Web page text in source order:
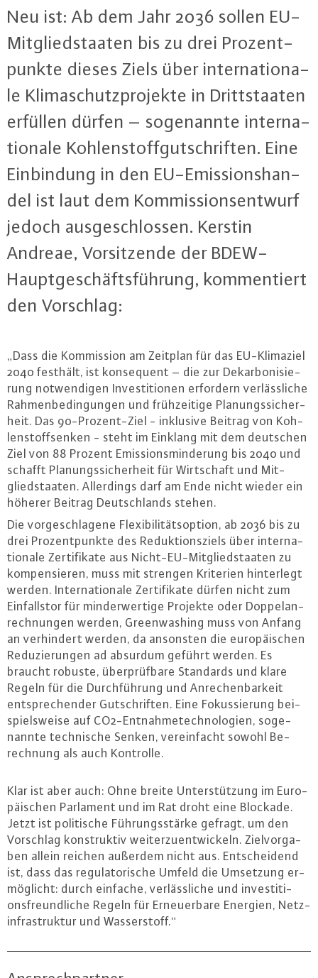
Neu ist: Ab dem Jahr 2036 sollen EU-
Mit­glied­staa­ten bis zu drei Pro­zent­
punk­te dieses Ziels über in­ter­na­tio­na­
le Kli­ma­schutz­pro­jek­te in Dritt­staa­ten
erfüllen dürfen – so­ge­nann­te in­ter­na­
tio­na­le Koh­len­stoff­gut­schrif­ten. Eine
Ein­bin­dung in den EU-Emis­si­ons­han­
del ist laut dem Kom­mis­si­ons­ent­wurf
jedoch aus­ge­schlos­sen. Kerstin
Andreae, Vor­sit­zen­de der BDEW-
Haupt­ge­schäfts­füh­rung, kom­men­tiert
den Vorschlag:
„Dass die Kom­mis­si­on am Zeitplan für das EU-Kli­ma­ziel
2040 festhält, ist kon­se­quent – die zur Dekar­bo­ni­sie­
rung not­wen­di­gen In­ves­ti­tio­nen erfordern ver­läss­li­che
Rah­men­be­din­gun­gen und früh­zei­ti­ge Pla­nungs­si­cher­
heit. Das 90-Pro­zent-Ziel - inklusive Beitrag von Koh­
len­stoff­sen­ken - steht im Einklang mit dem deutschen
Ziel von 88 Prozent Emis­si­ons­min­de­rung bis 2040 und
schafft Pla­nungs­si­cher­heit für Wirt­schaft und Mit­
glied­staa­ten. Al­ler­dings darf am Ende nicht wieder ein
höherer Beitrag Deutsch­lands stehen.
Die vor­ge­schla­ge­ne Fle­xi­bi­li­täts­op­ti­on, ab 2036 bis zu
drei Pro­zent­punk­te des Re­duk­ti­ons­ziels über in­ter­na­
tio­na­le Zer­ti­fi­ka­te aus Nicht-EU-Mit­glied­staa­ten zu
kom­pen­sie­ren, muss mit strengen Kriterien hin­ter­legt
werden. In­ter­na­tio­na­le Zer­ti­fi­ka­te dürfen nicht zum
Ein­falls­tor für min­der­wer­ti­ge Projekte oder Dop­pel­an­
rech­nun­gen werden, Green­wa­shing muss von Anfang
an ver­hin­dert werden, da ansonsten die eu­ro­päi­schen
Re­du­zie­run­gen ad absurdum geführt werden. Es
braucht robuste, über­prüf­ba­re Standards und klare
Regeln für die Durch­füh­rung und An­re­chen­bar­keit
ent­spre­chen­der Gut­schrif­ten. Eine Fo­kus­sie­rung bei­
spiels­wei­se auf CO2-Ent­nah­me­tech­no­lo­gi­en, so­ge­
nann­te tech­ni­sche Senken, ver­ein­facht sowohl Be­
rech­nung als auch Kontrolle.
Klar ist aber auch: Ohne breite Un­ter­stüt­zung im Eu­ro­
päi­schen Parlament und im Rat droht eine Blockade.
Jetzt ist po­li­ti­sche Füh­rungs­stär­ke gefragt, um den
Vorschlag kon­struk­tiv wei­ter­zu­ent­wi­ckeln. Ziel­vor­ga­
ben allein reichen außerdem nicht aus. Ent­schei­dend
ist, dass das re­gu­la­to­ri­sche Umfeld die Umsetzung er­
mög­licht: durch einfache, ver­läss­li­che und in­ves­ti­ti­
ons­freund­li­che Regeln für Er­neu­er­ba­re Energien, Netz­
in­fra­struk­tur und Was­ser­stoff.“